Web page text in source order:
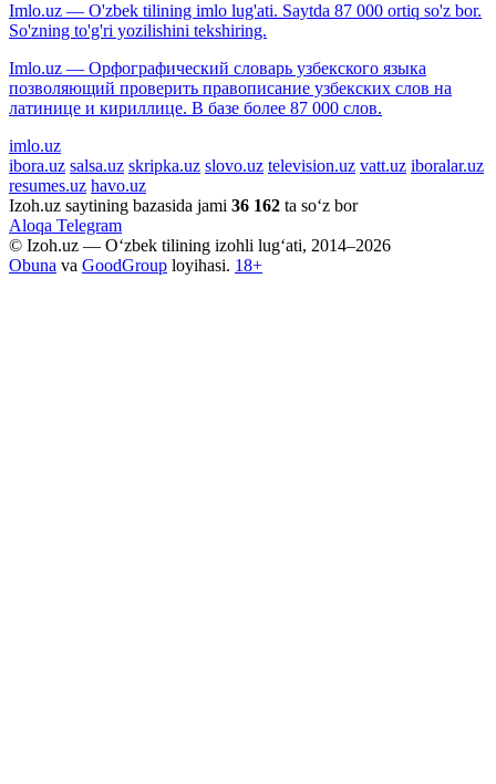
Imlo.uz — O'zbek tilining imlo lug'ati. Saytda 87 000 ortiq so'z bor.
So'zning to'g'ri yozilishini tekshiring.
Imlo.uz — Орфографический словарь узбекского языка
позволяющий проверить правописание узбекских слов на
латинице и кириллице. В базе более 87 000 слов.
imlo.uz
ibora.uz salsa.uz skripka.uz slovo.uz television.uz vatt.uz iboralar.uz
resumes.uz havo.uz
Izoh.uz saytining bazasida jami 36 162 ta so‘z bor
Aloqa Telegram
© Izoh.uz — O‘zbek tilining izohli lug‘ati, 2014–2026
Obuna va GoodGroup loyihasi. 18+